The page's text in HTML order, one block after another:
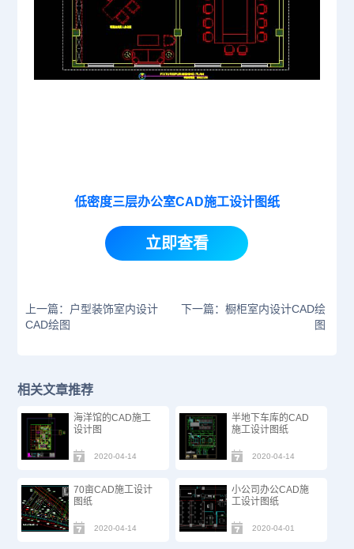
低密度三层办公室CAD施工设计图纸
立即查看
上一篇：户型装饰室内设计
CAD绘图
下一篇：橱柜室内设计CAD绘
图
相关文章推荐
海洋馆的CAD施工
设计图
2020-04-14
半地下车库的CAD
施工设计图纸
2020-04-14
70亩CAD施工设计
图纸
2020-04-14
小公司办公CAD施
工设计图纸
2020-04-01